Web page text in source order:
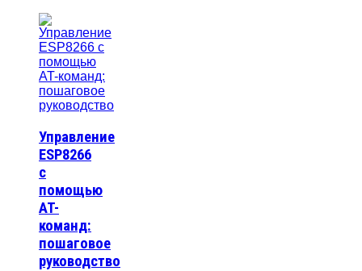
Управление
ESP8266
с
помощью
AT-
команд:
пошаговое
руководство